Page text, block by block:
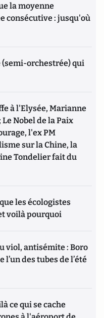
la moyenne
consécutive : jusqu'où
orchestrée) qui
à l'Elysée, Marianne
Nobel de la Paix
l'ex PM
sur la Chine, la
Tondelier fait du
les écologistes
voilà pourquoi
viol, antisémite : Boro
l’un des tubes de l’été
ce qui se cache